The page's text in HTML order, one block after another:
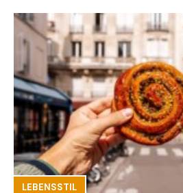
LEBENSSTIL